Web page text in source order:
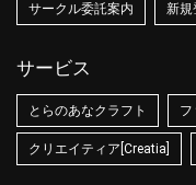
サークル委託案内 新規
サービス
とらのあなクラフト フ
クリエイティア[Creatia]